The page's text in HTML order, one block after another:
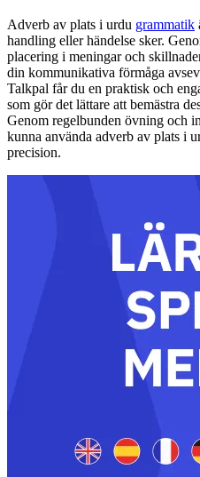
Adverb av plats i urdu grammatik
handling eller händelse sker.
placering i meningar och
din kommunikativa förmåga
Talkpal får du en praktisk och
som gör det lättare att bemästra
Genom regelbunden övning och
kunna använda adverb av plats i
precision.